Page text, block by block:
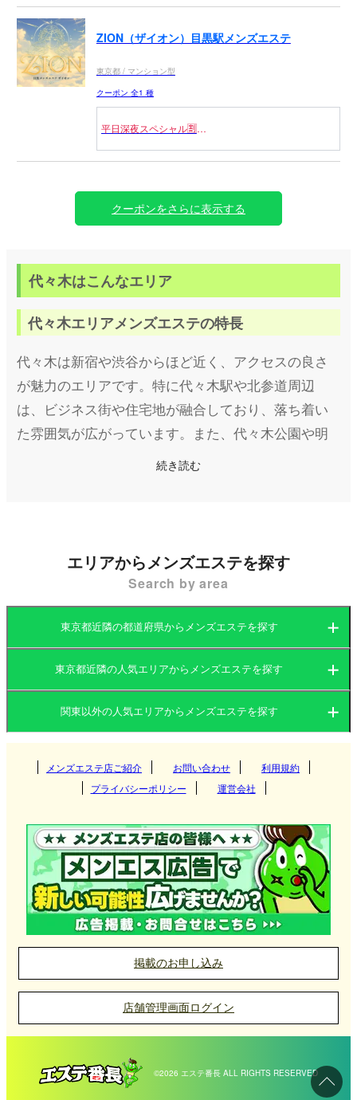
ZION（ザイオン）目黒駅メンズエステ
東京都 / マンション型
クーポン 全1 種
平日深夜スペシャル🈹
￣￣￣￣￣￣￣￣￣￣￣
80分/14000円 ⇒ 11000円
90分/16000円 ⇒ 13000円
※割引併用不可
クーポンをさらに表示する
代々木はこんなエリア
代々木エリアメンズエステの特長
代々木は新宿や渋谷からほど近く、アクセスの良さ
が魅力のエリアです。特に代々木駅や北参道周辺
は、ビジネス街や住宅地が融合しており、落ち着い
た雰囲気が広がっています。また、代々木公園や明
治神宮といった自然豊かなスポットも近く、散策や
そんな代々木エリアには、隠れ家的なメンズエステ
が点在しており、主にマンション型の店舗が多いの
が特徴です。代々木駅周辺はもちろん、北参道エリ
アにかけても高級感あふれるマンションやプライベ
ート空間を提供する店舗が多く、心身ともにリラッ
クスできると評判です。
代々木メンズエステ店の選び方
代々木は繁華街の喧騒から離れた静かなエリアで
す。そのため、リラックスした環境で施術を受ける
ことができ、都会の疲れを癒すのに最適です。プラ
イバシーが重視されるマンション型のメンズエステ
店が多く、特別なひとときを提供してくれるのが魅
力です。
JR代々木駅や副都心線の北参道駅が利用できるた
め、新宿や渋谷などからのアクセスが非常に便利で
す。仕事帰りや買い物帰りにも立ち寄りやすいロケ
ーションが、利用者にとって大きな利点となってい
続き読む
エリアからメンズエステを探す
Search by area
東京都近隣の都道府県からメンズエステを探す
茨城県 群馬県
栃木県 東京都
神奈川県 千葉県
東京都近隣の人気エリアからメンズエステを探す
つくば
守谷
神栖
取手
土浦
群馬県
伊勢崎
太田
前橋
館林
宇都宮
那須塩原
小山
東京都
新宿
吉祥寺
府中
町田
中野
神奈川県
横浜
川崎
伊勢佐木長者町
千葉県
千葉
松戸
柏
埼玉県
浦和
関東以外の人気エリアからメンズエステを探す
関西
兵庫県 滋賀県
奈良県 和歌山県
愛知県 岐阜県
三重県 静岡県
北海道・東北
北海道 岩手県
秋田県 青森県
福島県
九州・沖縄
福岡県 大分県
熊本県 鹿児島県
沖縄県 佐賀県
中国
岡山県 広島県
山口県 鳥取県
島根県
北陸・甲信越
福井県 新潟県
四国
愛媛県 香川県
メンズエステ店ご紹介 お問い合わせ
利用規約
プライバシーポリシー
運営会社
掲載のお申し込み
店舗管理画面ログイン
©2026 エステ番長 ALL RIGHTS RESERVED